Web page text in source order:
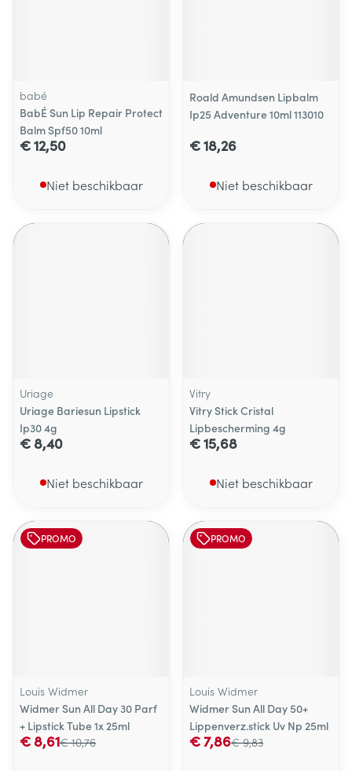
babé
BabÉ Sun Lip Repair Protect
Balm Spf50 10ml
€ 12,50
Niet beschikbaar
Roald Amundsen Lipbalm
Ip25 Adventure 10ml 113010
€ 18,26
Niet beschikbaar
Uriage
Uriage Bariesun Lipstick
Ip30 4g
€ 8,40
Niet beschikbaar
Vitry
Vitry Stick Cristal
Lipbescherming 4g
€ 15,68
Niet beschikbaar
PROMO
Louis Widmer
Widmer Sun All Day 30 Parf
+ Lipstick Tube 1x 25ml
€ 10,76
€ 8,61
PROMO
Louis Widmer
Widmer Sun All Day 50+
Lippenverz.stick Uv Np 25ml
€ 9,83
€ 7,86